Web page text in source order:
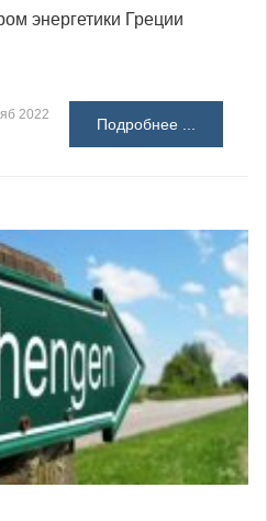
энергетики Греции
2022
Подробнее ...